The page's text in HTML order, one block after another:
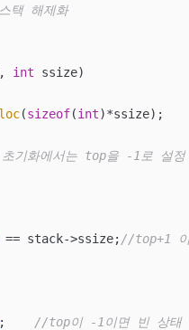
택 해제화
int ssize)
(sizeof(int)*ssize);
기화에서는 top을 -1로 설정
== stack->ssize; //top+1
;
//top이 -1이면 빈 상